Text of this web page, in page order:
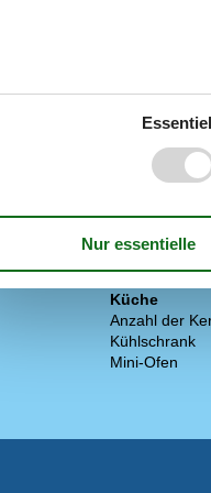
100 m
Einrichtung
Anzahl
Bebaute
Ferienwohnung
Haustiere
Jahr der
Küche
Anzahl der
Kühlschrank
Mini-Ofen